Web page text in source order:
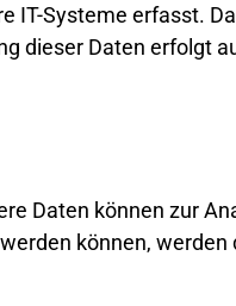
IT-Systeme erfasst.
dieser Daten erfolgt
Daten können zur
können,